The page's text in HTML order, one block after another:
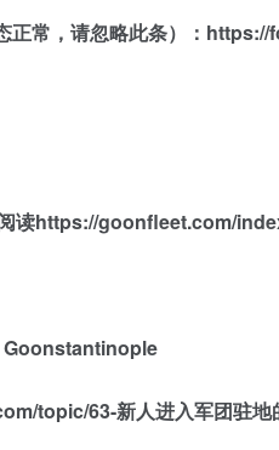
常，请忽略此条）： https://
读https://goonfleet.com/
Goonstantinople
topic/63-新人进入军团驻地